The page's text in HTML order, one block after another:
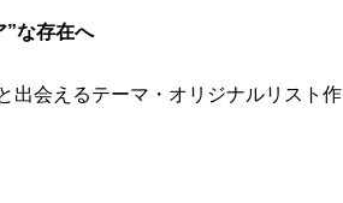
”な存在へ
出会えるテーマ・オリジナルリスト作